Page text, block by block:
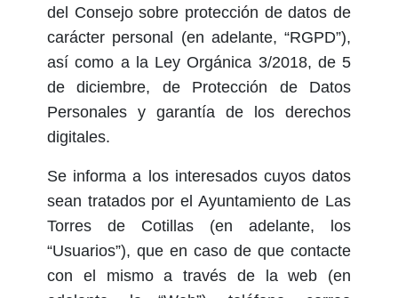
del Consejo sobre protección de datos de
carácter personal (en adelante, “RGPD”),
así como a la Ley Orgánica 3/2018, de 5
de diciembre, de Protección de Datos
Personales y garantía de los derechos
digitales.
Se informa a los interesados cuyos datos
sean tratados por el Ayuntamiento de Las
Torres de Cotillas (en adelante, los
“Usuarios”), que en caso de que contacte
con el mismo a través de la web (en